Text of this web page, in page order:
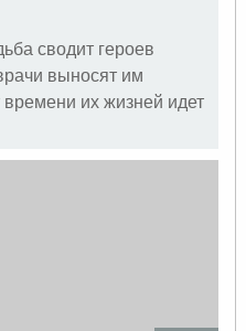
сводит героев
выносят им
их жизней идет